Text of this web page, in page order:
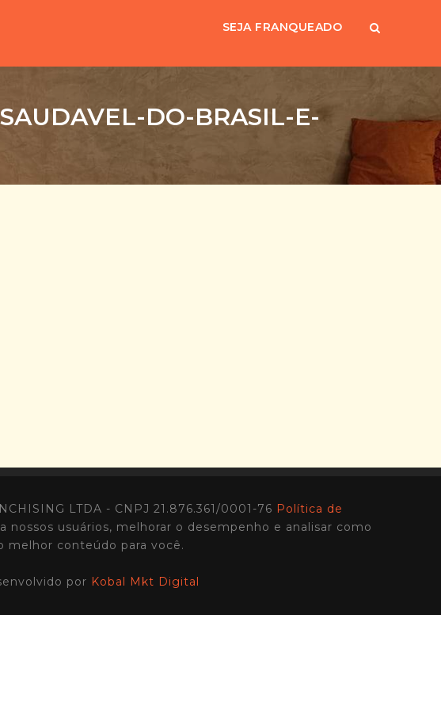
SEJA FRANQUEADO
DO-BRASIL-E-
LTDA - CNPJ 21.876.361/0001-76 Política de
usuários, melhorar o desempenho e analisar como
melhor conteúdo para você.
por Kobal Mkt Digital